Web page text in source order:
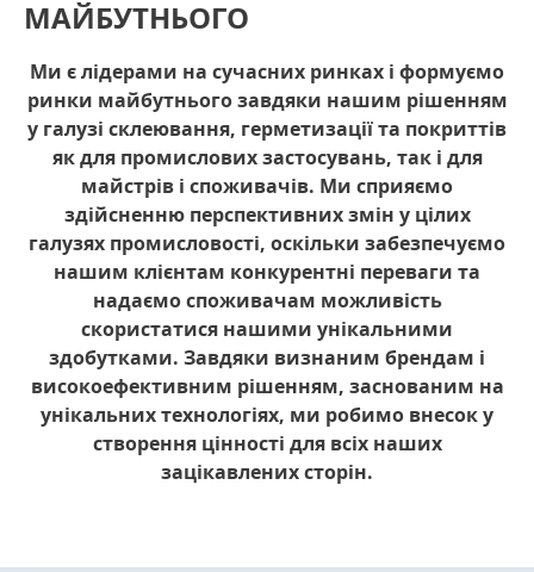
МАЙБУТНЬОГО
Ми є лідерами на сучасних ринках і формуємо
ринки майбутнього завдяки нашим рішенням
у галузі склеювання, герметизації та покриттів
як для промислових застосувань, так і для
майстрів і споживачів. Ми сприяємо
здійсненню перспективних змін у цілих
галузях промисловості, оскільки забезпечуємо
нашим клієнтам конкурентні переваги та
надаємо споживачам можливість
скористатися нашими унікальними
здобутками. Завдяки визнаним брендам і
високоефективним рішенням, заснованим на
унікальних технологіях, ми робимо внесок у
створення цінності для всіх наших
зацікавлених сторін.